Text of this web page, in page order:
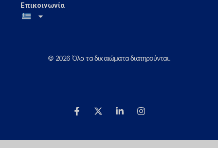
Επικοινωνία
© 2026 Όλα τα δικαιώματα διατηρούνται.